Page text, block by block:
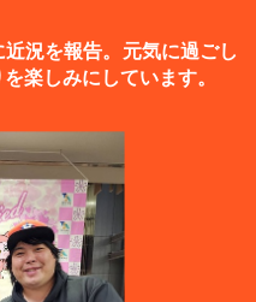
況を報告。元気に過ごし
楽しみにしています。